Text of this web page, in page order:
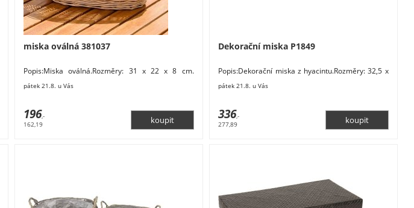
miska oválná 381037
Popis:Miska oválná.Rozměry: 31 x 22 x 8 cm.
pátek 21.8. u Vás
196,-
162,19
Dekorační miska P1849
Popis:Dekorační miska z hyacintu.Rozměry: 32,5 x
pátek 21.8. u Vás
336,-
277,89